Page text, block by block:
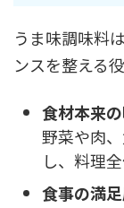
うま味調味料
ンスを整える
食材本来
野菜や肉
し、料理
食事の満